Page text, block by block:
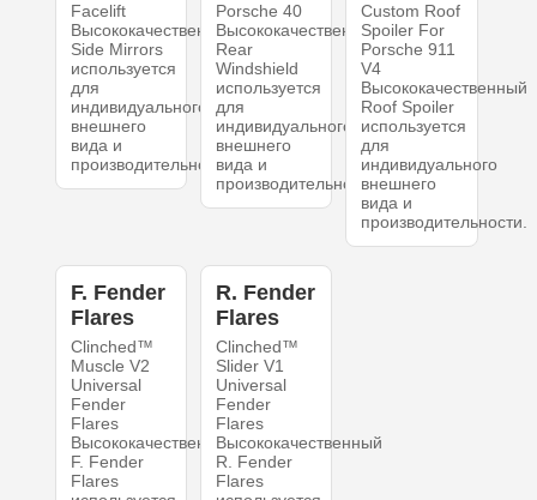
Facelift
Высококачественный
Side Mirrors
используется
для
индивидуального
внешнего
вида и
производительности.
Porsche 40
Высококачественный
Rear
Windshield
используется
для
индивидуального
внешнего
вида и
производительности.
Custom Roof
Spoiler For
Porsche 911
V4
Высококачественный
Roof Spoiler
используется
для
индивидуального
внешнего
вида и
производительности.
F. Fender
Flares
Clinched™
Muscle V2
Universal
Fender
Flares
Высококачественный
F. Fender
Flares
R. Fender
Flares
Clinched™
Slider V1
Universal
Fender
Flares
Высококачественный
R. Fender
Flares